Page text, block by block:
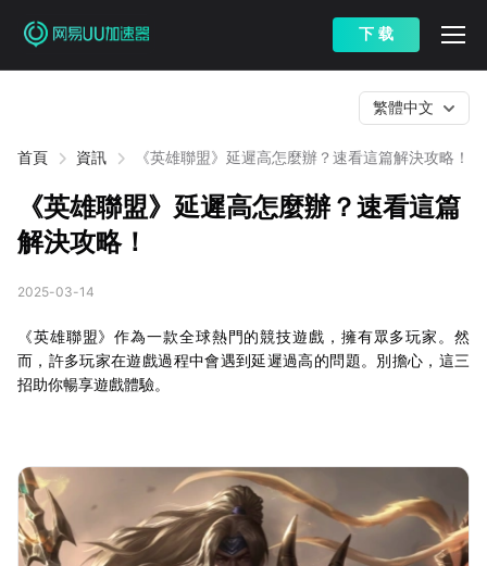
下 载
首頁 資訊 《英雄聯盟》延遲高怎麼辦？速看這篇解決攻略！
繁體中文
《英雄聯盟》延遲高怎麼辦？速看這篇
解決攻略！
2025-03-14
《英雄聯盟》作為一款全球熱門的競技遊戲，擁有眾多玩家。然
而，許多玩家在遊戲過程中會遇到延遲過高的問題。別擔心，這三
招助你暢享遊戲體驗。